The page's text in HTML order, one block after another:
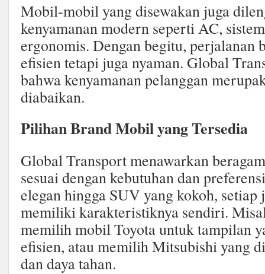
Mobil-mobil yang disewakan juga
kenyamanan modern seperti AC,
ergonomis. Dengan begitu, perjalanan
efisien tetapi juga nyaman. Global
bahwa kenyamanan pelanggan
diabaikan.
Pilihan Brand Mobil yang Tersedia
Global Transport menawarkan
sesuai dengan kebutuhan dan
elegan hingga SUV yang kokoh, setiap
memiliki karakteristiknya sendiri.
memilih mobil Toyota untuk tampilan
efisien, atau memilih Mitsubishi yang
dan daya tahan.